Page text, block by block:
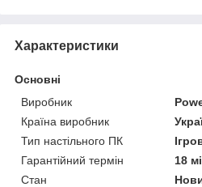
Характеристики
Основні
Виробник
Країна виробник
Тип настільного ПК
Гарантійний термін
18
Стан